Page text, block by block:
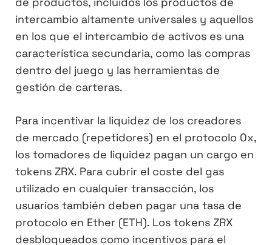
intercambio altamente universales y aquellos
en los que el intercambio de activos es una
característica secundaria, como las compras
dentro del juego y las herramientas de
gestión de carteras.
Para incentivar la liquidez de los creadores
de mercado (repetidores) en el protocolo 0x,
los tomadores de liquidez pagan un cargo en
tokens ZRX. Para cubrir el coste del gas
utilizado en cualquier transacción, los
usuarios también deben pagar una tasa de
protocolo en Ether (ETH). Los tokens ZRX
desbloqueados como incentivos para el